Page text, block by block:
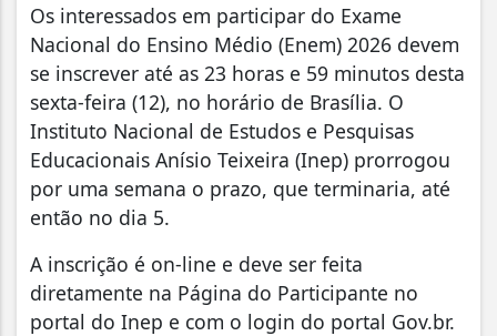
Os interessados em participar do Exame
Nacional do Ensino Médio (Enem) 2026 devem
se inscrever até as 23 horas e 59 minutos desta
sexta-feira (12), no horário de Brasília. O
Instituto Nacional de Estudos e Pesquisas
Educacionais Anísio Teixeira (Inep) prorrogou
por uma semana o prazo, que terminaria, até
então no dia 5.
A inscrição é on-line e deve ser feita
diretamente na Página do Participante no
portal do Inep e com o login do portal Gov.br.